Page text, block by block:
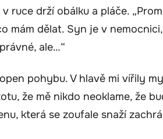
ruce drží obálku a pláče.
mám dělat. Syn je v
ale…“
pohybu. V hlavě mi vířily
že mě nikdo neoklame, že
která se zoufale snaží